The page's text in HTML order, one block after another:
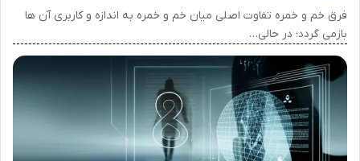
فرق خم و خمره تفاوت اصلی میان خم و خمره به اندازه و کاربری آن ها
بازمی گردد؛ در حالی…